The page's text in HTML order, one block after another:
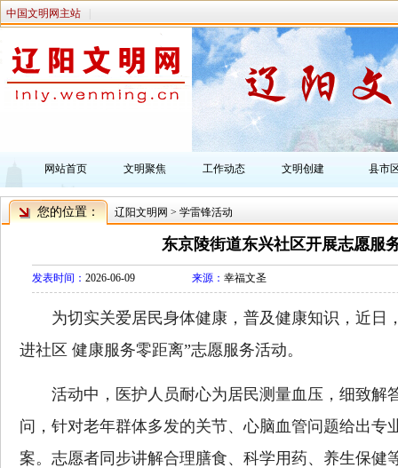
中国文明网主站
网站首页 文明聚焦 工作动态 文明创建 县市
您的位置： 辽阳文明网 > 学雷锋活动
东京陵街道东兴社区开展志愿服
发表时间： 2026-06-09 来源： 幸福文圣
为切实关爱居民身体健康，普及健康知识，近日
进社区 健康服务零距离”志愿服务活动。
活动中，医护人员耐心为居民测量血压，细致解
问，针对老年群体多发的关节、心脑血管问题给出专
案。志愿者同步讲解合理膳食、科学用药、养生保健